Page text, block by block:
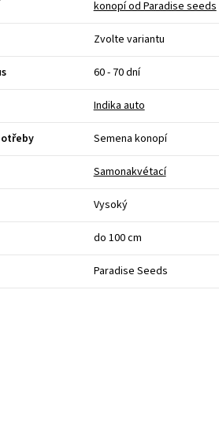
konopí od Paradise seeds
Zvolte variantu
60 - 70 dní
Indika auto
Semena konopí
Samonakvétací
Vysoký
do 100 cm
Paradise Seeds